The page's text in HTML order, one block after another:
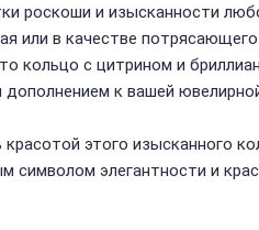
роскоши и изысканности
или в качестве
кольцо с цитрином и
дополнением к вашей
этого изысканного
символом элегантности и